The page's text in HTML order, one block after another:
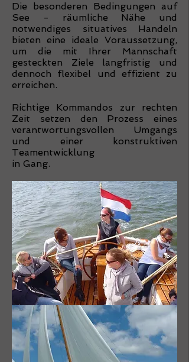
Die besonderen Bedingungen auf
See - räumliche Nähe und
notwendiges situatives Handeln
bieten eine ideale Voraussetzung,
um die mit Ihrer Mannschaft
gesteckten Ziele langfristig und
dennoch flexibel und effizient zu
erreichen.
Richtige Kommandos zur rechten
Zeit setzen den Prozess eines
verantwortungsvollen Umgangs
und einer konstruktiven
Teamentwicklung
in Gang.